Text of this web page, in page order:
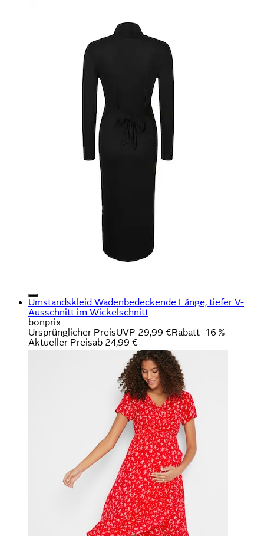
Umstandskleid Wadenbedeckende Länge, tiefer V-
Ausschnitt im Wickelschnitt
bonprix
Ursprünglicher PreisUVP 29,99 €Rabatt- 16 %
Aktueller Preisab 24,99 €